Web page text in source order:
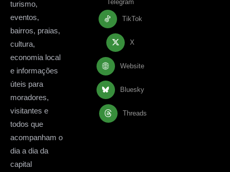
turismo,
eventos,
bairros, praias,
cultura,
economia local
e informações
úteis para
moradores,
visitantes e
todos que
acompanham o
dia a dia da
capital
Telegram
TikTok
X
Website
Bluesky
Threads